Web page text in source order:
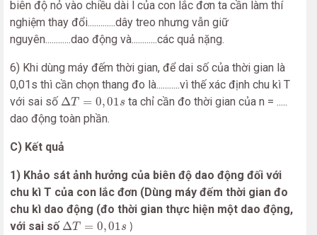
biên độ nỏ vào chiều dài l của con lắc đơn ta cần làm thí
nghiệm thay đổi.............dây treo nhưng vẫn giữ
nguyên............dao động và............các quả nặng.
6) Khi dùng máy đếm thời gian, để dai số của thời gian là
0,01s thì cần chọn thang đo là...........vì thế xác định chu kì T
với sai số ΔT = 0,01s
Δ T= 01
ta chỉ cần đo thời gian của n = .....
dao động toàn phần.
C) Kết quả
1) Khảo sát ảnh hưởng của biên độ dao động đối với
chu kì T của con lắc đơn (Dùng máy đếm thời gian đo
chu kì dao động (đo thời gian thực hiện một dao động,
với sai số ΔT = 0,01s
Δ T= 01
)